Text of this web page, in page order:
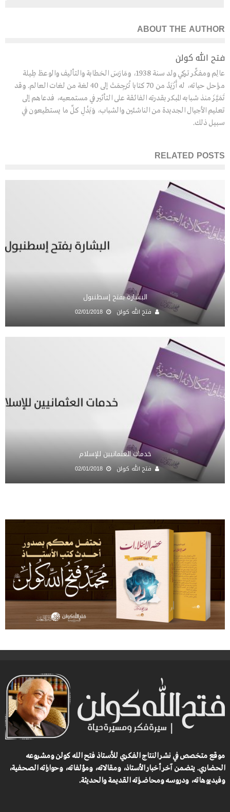
ABOUT THE AUTHOR
فتح الله كولن
عالِم ومفكِّر تركي ولد سنة 1938، ومَارَسَ الخطابة والتأليف والوعظ طِيلة
مراحل حياته، له أَزْيَدُ من 70 كتابا تُرْجِمَتْ إلى 40 لغة من لغات العالم. وقد
تَمَيَّزَ منذ شبابه المبكر بقدرته الفائقة على التأثير في مستمعيه، فدعاهم إلى
تعليم الأجيال الجديدة من الناشئين والشباب، وَبَذْلِ كلِّ ما يستطيعون في
سبيل ذلك.
RELATED POSTS
البشارة بفتح إسطنبول
فتح الله كولن 02/01/2018
خدمات العثمانيين للإسلام
فتح الله كولن 02/01/2018
موقع متخصص في نشر النتاج الفكري للأستاذ فتح الله كولن ومشروعه
الحضاري. يتضمن آخر أخبار الأستاذ، ومقالاته، ومؤلفاته، وحواراته الصحفية،
وفيديوهاته، ودروسه ومحاضراته القديمة والحديثة.